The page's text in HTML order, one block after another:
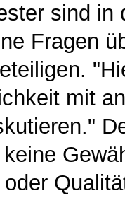
sind in
Fragen
mit